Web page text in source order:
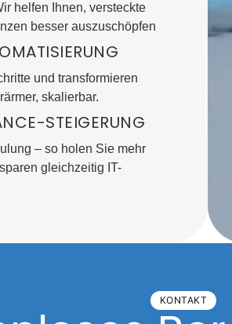
helfen Ihnen, versteckte
besser auszuschöpfen
und transformieren
skalierbar.
STEIGERUNG
– so holen Sie mehr
gleichzeitig IT-
KONTAKT